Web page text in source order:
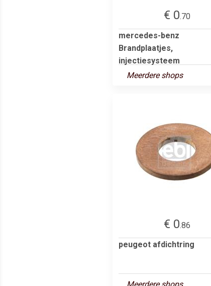
€ 0.70
mercedes-benz
Brandplaatjes,
injectiesysteem
Meerdere shops
€ 0.86
peugeot afdichtring
Meerdere shops